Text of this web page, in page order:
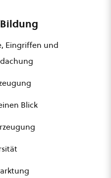
Eingriffen und
Blick